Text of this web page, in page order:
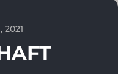
2021